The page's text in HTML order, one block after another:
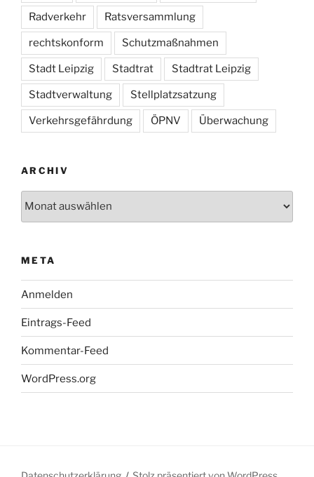
Radverkehr Ratsversammlung
rechtskonform Schutzmaßnahmen
Stadt Leipzig Stadtrat Stadtrat Leipzig
Stadtverwaltung Stellplatzsatzung
Verkehrsgefährdung ÖPNV Überwachung
ARCHIV
META
Anmelden
Eintrags-Feed
Kommentar-Feed
WordPress.org